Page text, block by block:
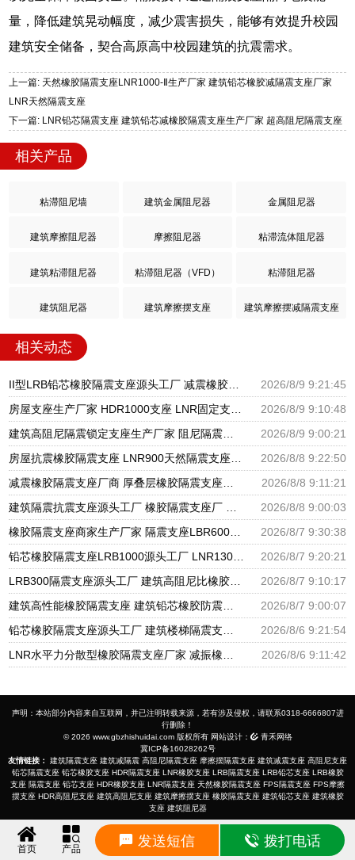
量，降低建筑晃动幅度，减少震害损失，能够有效提升校园
建筑安全储备，契合高原高中校园建筑的抗震需求。
上一篇: 天然橡胶隔震支座LNR1000-Ⅱ生产厂家 建筑铅芯橡胶减隔震支座厂家
LNR天然隔震支座
下一篇: LNR铅芯隔震支座 建筑铅芯减橡胶隔震支座生产厂家 超高阻尼隔震支座
相关产品
粘滞阻尼墙 建筑金属阻尼器 金属阻尼器
建筑摩擦阻尼器 摩擦阻尼器 粘滞流体阻尼器
建筑粘滞阻尼器 粘滞阻尼器（VFD） 粘滞阻尼器
建筑阻尼器 建筑摩擦摆支座 建筑摩擦摆减隔震支座
相关动态
II型LRB铅芯橡胶隔震支座源头工厂 减震橡胶支座价格 隔震支座产地源头工厂
2026/8/9 9:21:45
房屋支座生产厂家 HDR1000支座 LNR固定支座生产厂家
2026/8/9 9:10:48
建筑高阻尼隔震锁定支座生产厂家 阻尼隔震支座厂家 分散力型隔震支座厂家
2026/8/9 9:00:21
房屋抗震橡胶隔震支座 LNR900天然隔震支座 建筑圆形隔震支座源头工厂
2026/8/8 9:22:50
减震橡胶隔震支座厂商 厚叠层橡胶隔震支座源头工厂 阻尼隔震支座多少钱
2026/8/8 9:11:21
建筑隔震抗震支座源头工厂 橡胶隔震支座厂 国内橡胶隔震支座生产厂家
2026/8/8 9:00:03
橡胶隔震支座商家生产厂家 隔震支座LBR600生产厂家 天然橡胶隔震支座LNR1000-Ⅱ厂家
2026/8/7 9:30:38
铅芯橡胶隔震支座LRB1000源头工厂 LNR1300天然橡胶支座什么价格 国内隔震支座生产厂家
2026/8/7 9:20:21
LRB300隔震支座源头工厂 建筑高阻尼比橡胶隔震支座厂家 铅芯抗震支座装置源头工厂
2026/8/7 9:10:17
建筑高性能橡胶隔震支座 建筑铅芯橡胶防震支座工厂 LRB500一Ⅱ型橡胶隔震支座
2026/8/7 9:00:07
铅芯橡胶隔震支座源头工厂 建筑楼梯隔震支座生产厂家 高楼隔震支座
2026/8/6 9:21:54
LNR水平力分散型橡胶隔震支座厂家 减振橡胶隔震支座 LRB铅芯支座什么价格
2026/8/6 9:11:42
首页 产品 发送短信 拨打电话
声明：本站部分内容来自互联网，并已注明转载来源，若有涉及侵权，请联系0318-6666807进
行删除！
© 2026 www.gbzhishuidai.com 版权所有 网站设计：
青禾网络
冀ICP备16028262号
友情链接：
建筑隔震支座 建筑减隔震 高阻尼隔震支座 摩擦摆隔震支座 建筑减震支座 高阻尼支座
铅芯隔震支座 铅芯橡胶支座 HDR隔震支座 LNR橡胶支座 LRB隔震支座 LRB铅芯支座 LRB橡胶
支座 隔震支座 铅芯支座 HDR橡胶支座 LNR隔震支座 天然橡胶隔震支座 FPS隔震支座 FPS摩擦
摆支座 HDR高阻尼支座 建筑高阻尼支座 建筑摩擦摆支座 橡胶隔震支座 建筑铅芯支座 建筑橡胶
支座 建筑阻尼器